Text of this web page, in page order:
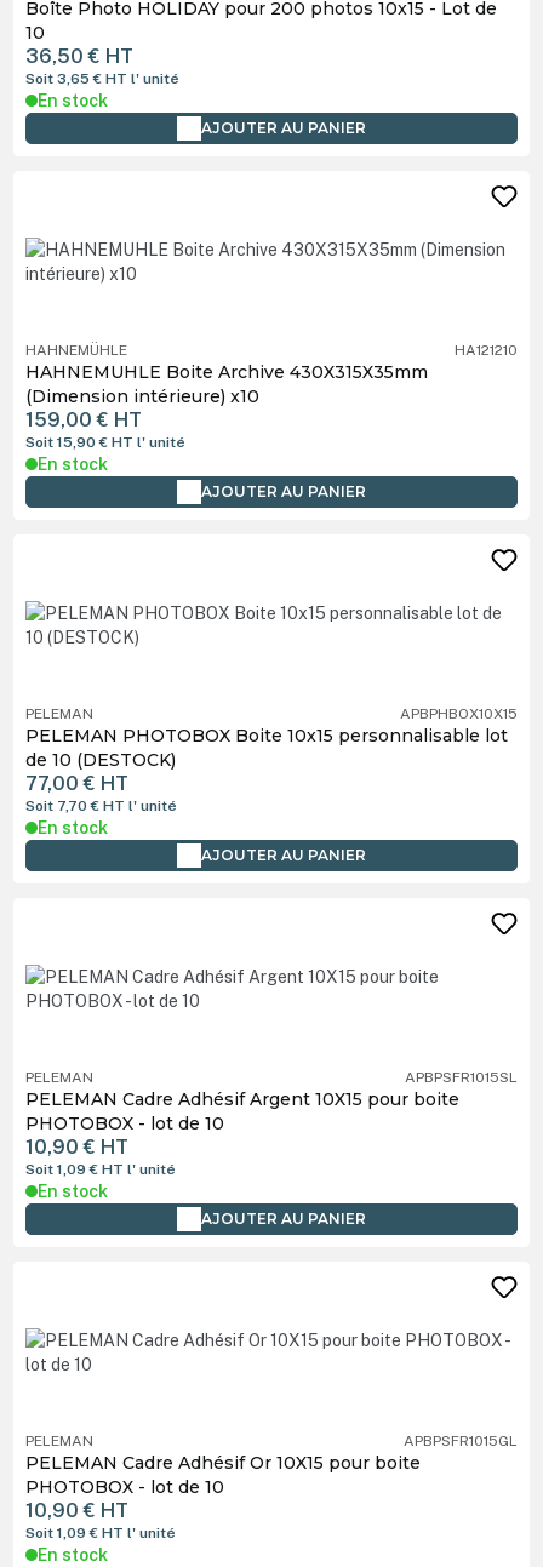
Boîte Photo HOLIDAY pour 200 photos 10x15 - Lot de
10
36,50 € HT
Soit 3,65 €HTl' unité
En stock
AJOUTER AU PANIER
HAHNEMÜHLE HA121210
HAHNEMUHLE Boite Archive 430X315X35mm
(Dimension intérieure) x10
159,00 € HT
Soit 15,90 €HTl' unité
En stock
AJOUTER AU PANIER
PELEMAN APBPHBOX10X15
PELEMAN PHOTOBOX Boite 10x15 personnalisable lot
de 10 (DESTOCK)
77,00 € HT
Soit 7,70 €HTl' unité
En stock
AJOUTER AU PANIER
PELEMAN APBPSFR1015SL
PELEMAN Cadre Adhésif Argent 10X15 pour boite
PHOTOBOX - lot de 10
10,90 € HT
Soit 1,09 €HTl' unité
En stock
AJOUTER AU PANIER
PELEMAN APBPSFR1015GL
PELEMAN Cadre Adhésif Or 10X15 pour boite
PHOTOBOX - lot de 10
10,90 € HT
Soit 1,09 €HTl' unité
En stock